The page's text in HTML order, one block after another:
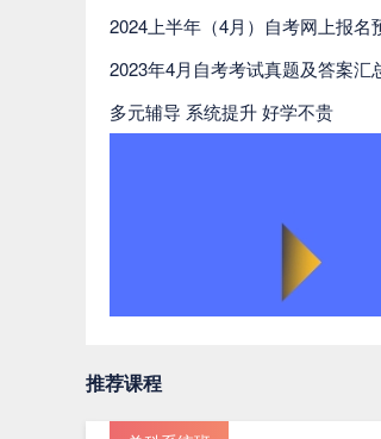
2024上半年（4月）自考网上报名
2023年4月自考考试真题及答案汇
多元辅导 系统提升 好学不贵
推荐课程